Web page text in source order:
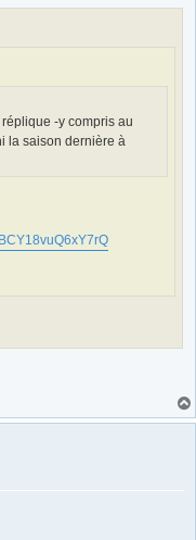
-y compris au
la saison dernière à